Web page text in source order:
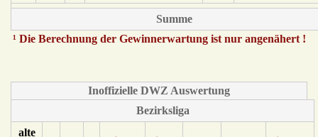
Summe
¹ Die Berechnung der Gewinnerwartung ist nur angenähert !
Inoffizielle DWZ Auswertung
Bezirksliga
alte